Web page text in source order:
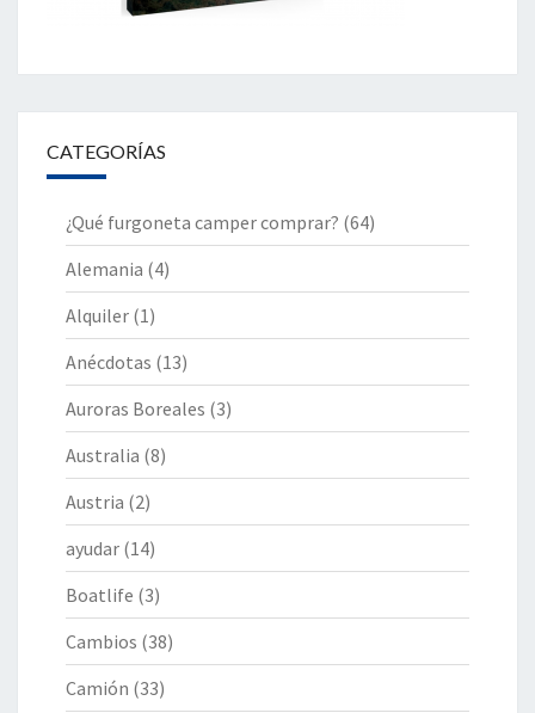
CATEGORÍAS
¿Qué furgoneta camper comprar? (64)
Alemania (4)
Alquiler (1)
Anécdotas (13)
Auroras Boreales (3)
Australia (8)
Austria (2)
ayudar (14)
Boatlife (3)
Cambios (38)
Camión (33)